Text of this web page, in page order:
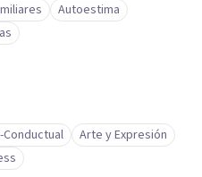
Autoestima
Arte y Expresión